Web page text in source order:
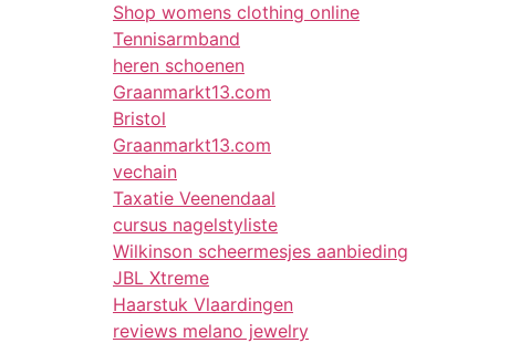
Shop womens clothing online
Tennisarmband
heren schoenen
Graanmarkt13.com
Bristol
Graanmarkt13.com
vechain
Taxatie Veenendaal
cursus nagelstyliste
Wilkinson scheermesjes aanbieding
JBL Xtreme
Haarstuk Vlaardingen
reviews melano jewelry